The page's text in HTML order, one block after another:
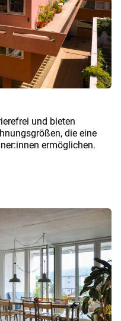
und bieten
die eine
ermöglichen.